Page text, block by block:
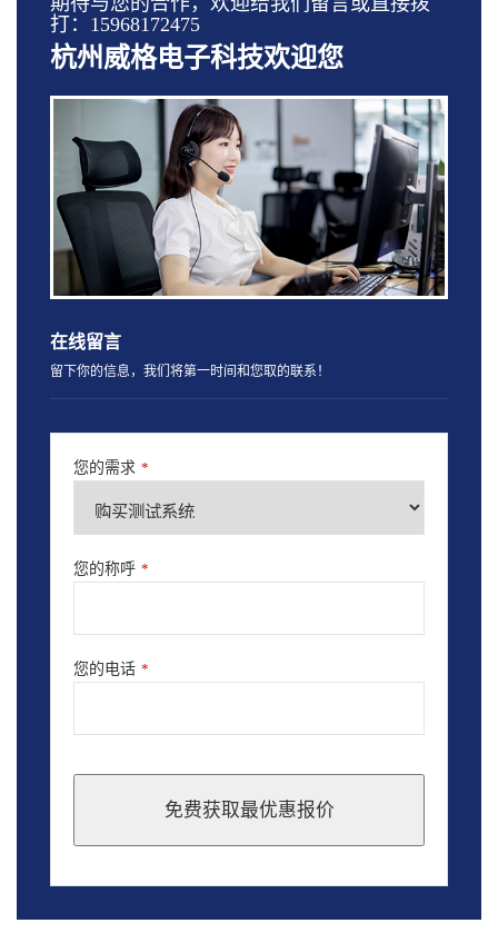
打：15968172475
杭州威格电子科技欢迎您
在线留言
留下你的信息，我们将第一时间和您取的联系！
您的需求 *
您的称呼 *
您的电话 *
免费获取最优惠报价
should